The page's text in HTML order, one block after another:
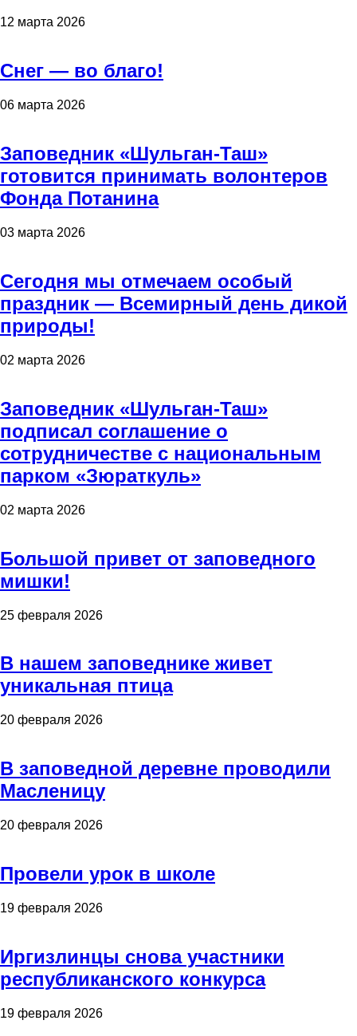
12 марта 2026
Снег — во благо!
06 марта 2026
Заповедник «Шульган-Таш»
готовится принимать волонтеров
Фонда Потанина
03 марта 2026
Сегодня мы отмечаем особый
праздник — Всемирный день дикой
природы!
02 марта 2026
Заповедник «Шульган-Таш»
подписал соглашение о
сотрудничестве с национальным
парком «Зюраткуль»
02 марта 2026
Большой привет от заповедного
мишки!
25 февраля 2026
В нашем заповеднике живет
уникальная птица
20 февраля 2026
В заповедной деревне проводили
Масленицу
20 февраля 2026
Провели урок в школе
19 февраля 2026
Иргизлинцы снова участники
республиканского конкурса
19 февраля 2026